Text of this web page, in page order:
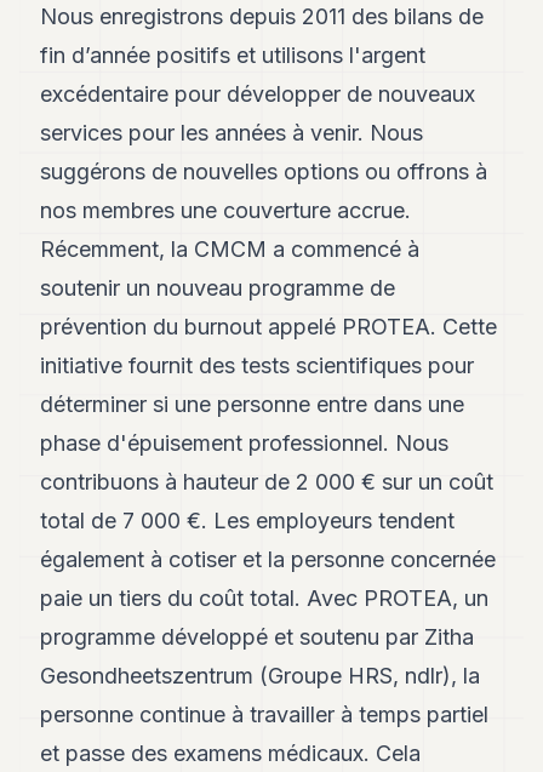
7
Andy
Andy
3
FINANCE
ART
DE
VIVRE
ASSURANCE
POLITIQUE
IMMOBILIER
EQUITY
JURIDIQUE
Nous enregistrons depuis 2011 des bilans de
fin d’année positifs et utilisons l'argent
excédentaire pour développer de nouveaux
services pour les années à venir. Nous
suggérons de nouvelles options ou offrons à
nos membres une couverture accrue.
Récemment, la CMCM a commencé à
soutenir un nouveau programme de
prévention du burnout appelé PROTEA. Cette
initiative fournit des tests scientifiques pour
déterminer si une personne entre dans une
phase d'épuisement professionnel. Nous
contribuons à hauteur de 2 000 € sur un coût
total de 7 000 €. Les employeurs tendent
également à cotiser et la personne concernée
paie un tiers du coût total. Avec PROTEA, un
programme développé et soutenu par Zitha
Gesondheetszentrum (Groupe HRS, ndlr), la
personne continue à travailler à temps partiel
et passe des examens médicaux. Cela